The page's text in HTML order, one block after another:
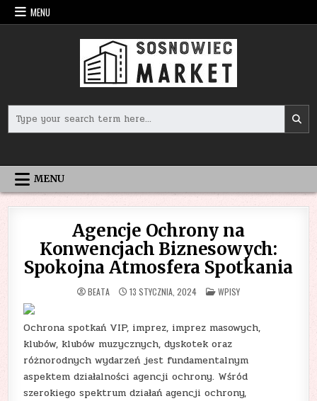
Skip
to
MENU
for:
MENU
Agencje Ochrony na
Konwencjach Biznesowych:
Spokojna Atmosfera Spotkania
BEATA 13 STYCZNIA, 2024 POSTED
IN
WPISY
Ochrona spotkań VIP, imprez, imprez masowych,
klubów, klubów muzycznych, dyskotek oraz
różnorodnych wydarzeń jest fundamentalnym
aspektem działalności agencji ochrony. Wśród
szerokiego spektrum działań agencji ochrony,